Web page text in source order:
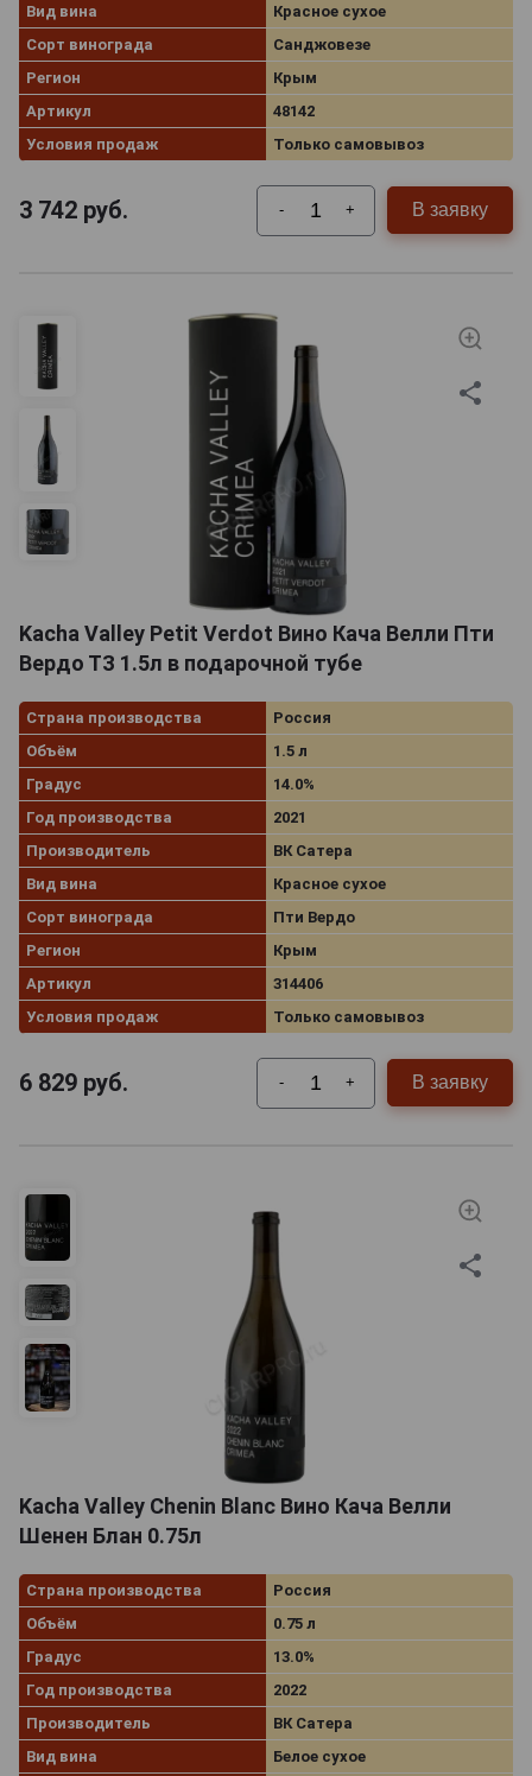
Вид вина
Красное сухое
Сорт винограда
Санджовезе
Регион
Крым
Артикул
48142
Условия продаж
Только самовывоз
3 742 руб. - + В заявку
Kacha Valley Petit Verdot Вино Кача Велли Пти
Вердо ТЗ 1.5л в подарочной тубе
Страна производства
Россия
Объём
1.5 л
Градус
14.0%
Год производства
2021
Производитель
ВК Сатера
Вид вина
Красное сухое
Сорт винограда
Пти Вердо
Регион
Крым
Артикул
314406
Условия продаж
Только самовывоз
6 829 руб. - + В заявку
Kacha Valley Chenin Blanc Вино Кача Велли
Шенен Блан 0.75л
Страна производства
Россия
Объём
0.75 л
Градус
13.0%
Год производства
2022
Производитель
ВК Сатера
Вид вина
Белое сухое